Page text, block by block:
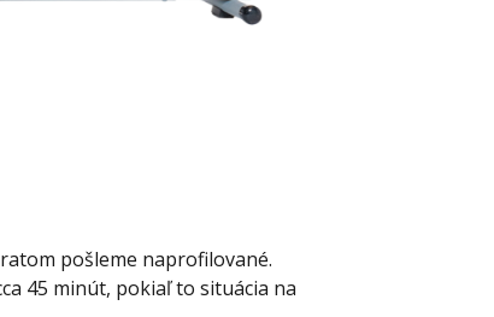
pošleme naprofilované.
45 minút, pokiaľ to situácia na